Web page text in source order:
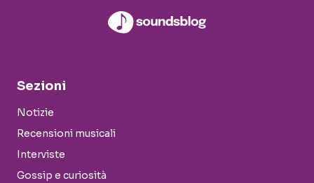
Sezioni
Notizie
Recensioni musicali
Interviste
Gossip e curiosità